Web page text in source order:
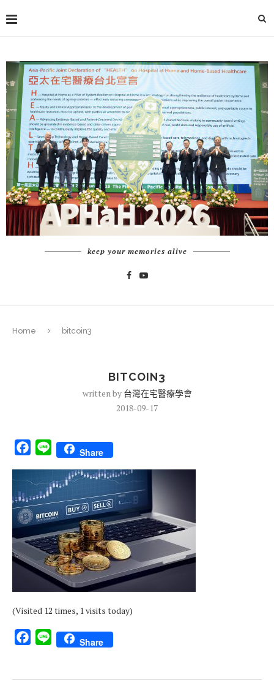
keep your memories alive
Home bitcoin3
BITCOIN3
written by 台灣在宅醫療學會
2018-09-17
Facebook
Line Share
(Visited 12 times, 1 visits today)
Facebook
Line Share